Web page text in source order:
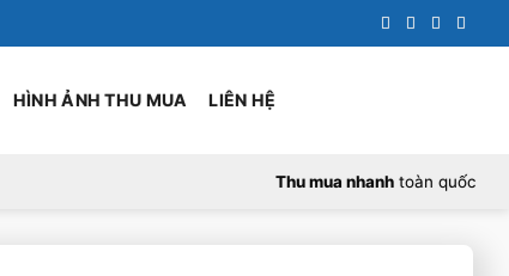
HÌNH ẢNH THU MUA LIÊN HỆ
Thu mua nhanh toàn quốc